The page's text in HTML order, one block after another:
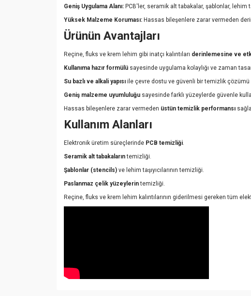
Geniş Uygulama Alanı: PCB'ler, seramik alt tabakalar, şablonlar, lehim
Yüksek Malzeme Koruması: Hassas bileşenlere zarar vermeden
Ürünün Avantajları
Reçine, fluks ve krem lehim gibi inatçı kalıntıları derinlemesine ve
Kullanıma hazır formülü sayesinde uygulama kolaylığı ve zaman
Su bazlı ve alkali yapısı ile çevre dostu ve güvenli bir temizlik çözümü
Geniş malzeme uyumluluğu sayesinde farklı yüzeylerde güvenle
Hassas bileşenlere zarar vermeden üstün temizlik performansı
Kullanım Alanları
Elektronik üretim süreçlerinde PCB temizliği.
Seramik alt tabakalarıntemizliği.
Şablonlar (stencils) ve lehim taşıyıcılarının temizliği.
Paslanmaz çelik yüzeylerintemizliği.
Reçine, fluks ve krem lehim kalıntılarının giderilmesi gereken tüm